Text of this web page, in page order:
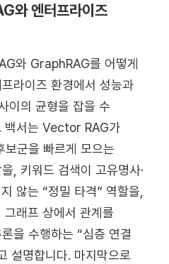
와 엔터프라이즈
와 GraphRAG를 어떻게
라이즈 환경에서 성능과
이의 균형을 잡을 수
백서는 Vector RAG가
보군을 빠르게 모으는
, 키워드 검색이 고유명사·
않는 “정밀 타격” 역할을,
래프 상에서 관계를
을 수행하는 “심층 연결
설명합니다. 마지막으로